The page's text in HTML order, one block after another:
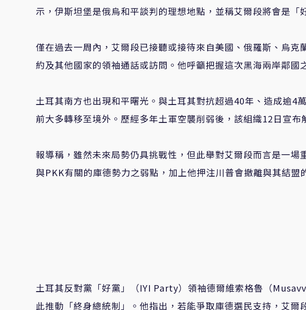
示，伊斯坦堡是俄烏和平談判的理想地點，並稱艾爾段將會是「
僅在過去一周內，艾爾段已接聽或接待來自美國、俄羅斯、烏克
約及其他國家的領袖通話或訪問。他呼籲把握這次黑海兩岸鄰國
土耳其南方也出現和平曙光。與土耳其對抗超過40年、造成逾4
前大多轉移至境外。歷經多年土軍空襲削弱後，該組織12日宣布
報導稱，雖然未來局勢仍具挑戰性，但此舉對艾爾段而言是一場
與PKK有關的庫德勢力之弱點，加上他押注川普會撤離與其結盟
土耳其反對黨「好黨」（IYI Party）領袖德爾維索格魯（
此推動「終身總統制」。他指出，若能爭取庫德選民支持，艾